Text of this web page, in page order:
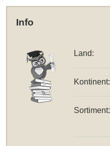
Info
Land:
Kontinent:
Sortiment: